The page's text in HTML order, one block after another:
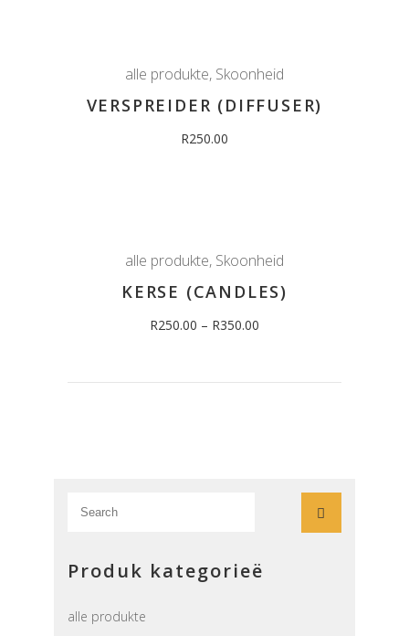
alle produkte, Skoonheid
VERSPREIDER (DIFFUSER)
R250.00
alle produkte, Skoonheid
KERSE (CANDLES)
R250.00 – R350.00
Produk kategorieë
alle produkte